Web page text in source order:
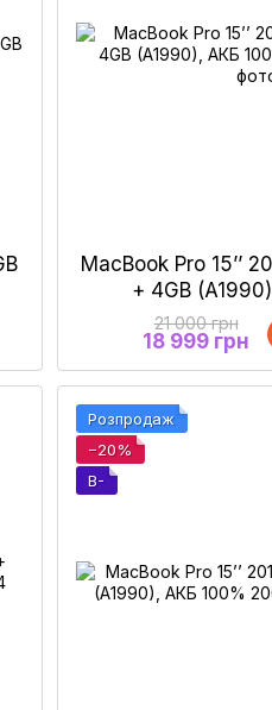
MacBook Pro 15’’
+ 4GB
21 000 грн
18 999 грн
Розпродаж
−20%
B-